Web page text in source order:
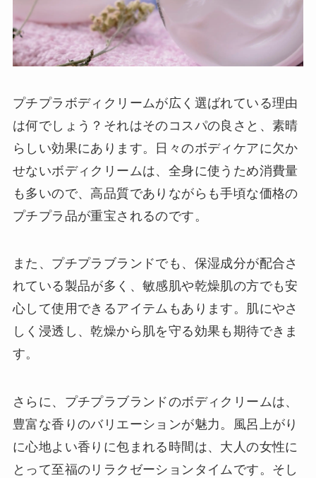
プチプラボディクリームが広く選ばれている理由
は何でしょう？それはそのコスパの良さと、素晴
らしい効果にあります。日々のボディケアに欠か
せないボディクリームは、全身に使うため消費量
も多いので、高品質でありながらも手頃な価格の
プチプラ品が重宝されるのです。
また、プチプラブランドでも、保湿成分が配合さ
れている製品が多く、敏感肌や乾燥肌の方でも安
心して使用できるアイテムもあります。肌にやさ
しく浸透し、乾燥から肌を守る効果も期待できま
す。
さらに、プチプラブランドのボディクリームは、
豊富な香りのバリエーションが魅力。風呂上がり
に心地よい香りに包まれる時間は、大人の女性に
とって至福のリラクゼーションタイムです。そし